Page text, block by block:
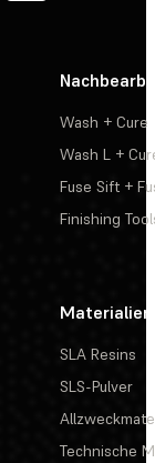
Wash + Cure
Wash L +
Fuse Sift +
Finishing
Materialien
SLA Resins
SLS-Pulver
Technische